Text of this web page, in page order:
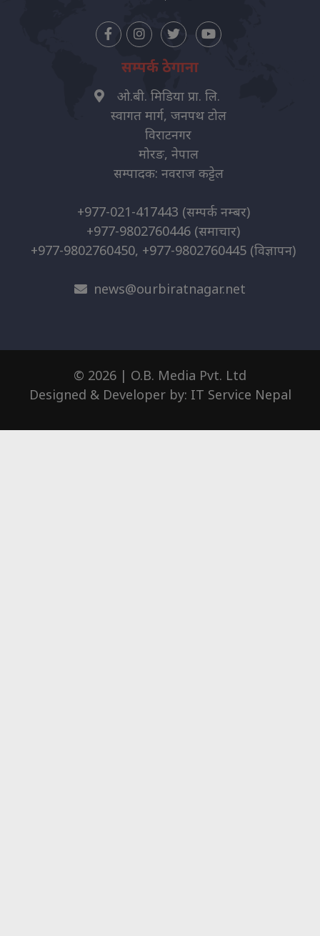
सम्पर्क ठेगाना
ओ.बी. मिडिया प्रा. लि.
स्वागत मार्ग, जनपथ टोल
विराटनगर
मोरङ, नेपाल
सम्पादक: नवराज कट्टेल
+977-021-417443 (सम्पर्क नम्बर)
+977-9802760446 (समाचार)
+977-9802760450, +977-9802760445 (विज्ञापन)
news@ourbiratnagar.net
© 2026 | O.B. Media Pvt. Ltd
Designed & Developer by: IT Service Nepal